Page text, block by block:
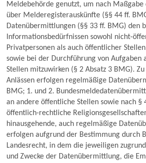
Meldebehörde genutzt, um nach
über Melderegisterauskünfte (§§ 44 ff.
Datenübermittlungen (§§ 33 ff. BMG) den
Informationsbedürfnissen sowohl nicht-
Privatpersonen als auch öffentlicher
sowie bei der Durchführung von Aufgaben
Stellen mitzuwirken (§ 2 Absatz 3 BMG).
Anlässen erfolgen regelmäßige
BMG; 1. und 2.
an andere öffentliche Stellen sowie nach §
öffentlich-rechtliche
hinausgehende, auch regelmäßige
erfolgen aufgrund der Bestimmung durch
Landesrecht, in dem die jeweiligen
und Zwecke der Datenübermittlung, die